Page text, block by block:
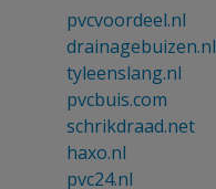
pvcvoordeel.nl
drainagebuizen.nl
tyleenslang.nl
pvcbuis.com
schrikdraad.net
haxo.nl
pvc24.nl